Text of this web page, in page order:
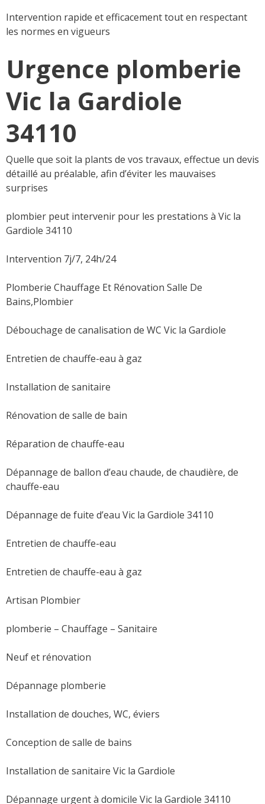
Intervention rapide et efficacement tout en respectant
les normes en vigueurs
Urgence plomberie
Vic la Gardiole
34110
Quelle que soit la plants de vos travaux, effectue un devis
détaillé au préalable, afin d’éviter les mauvaises
surprises
plombier peut intervenir pour les prestations à Vic la
Gardiole 34110
Intervention 7j/7, 24h/24
Plomberie Chauffage Et Rénovation Salle De
Bains,Plombier
Débouchage de canalisation de WC Vic la Gardiole
Entretien de chauffe-eau à gaz
Installation de sanitaire
Rénovation de salle de bain
Réparation de chauffe-eau
Dépannage de ballon d’eau chaude, de chaudière, de
chauffe-eau
Dépannage de fuite d’eau Vic la Gardiole 34110
Entretien de chauffe-eau
Entretien de chauffe-eau à gaz
Artisan Plombier
plomberie – Chauffage – Sanitaire
Neuf et rénovation
Dépannage plomberie
Installation de douches, WC, éviers
Conception de salle de bains
Installation de sanitaire Vic la Gardiole
Dépannage urgent à domicile Vic la Gardiole 34110